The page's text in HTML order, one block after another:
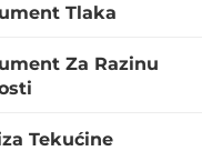
Tlaka
Za Razinu
Tekućine